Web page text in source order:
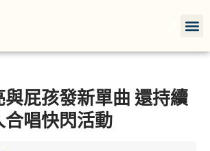
屁孩發新單曲 還持續
唱快閃活動